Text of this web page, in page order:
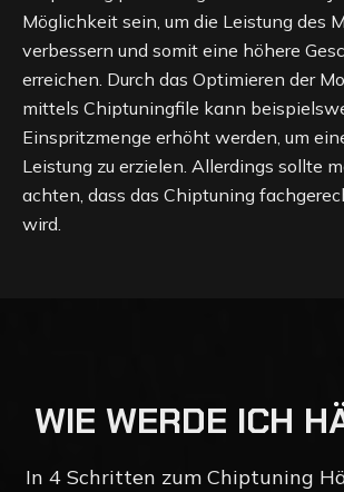
Möglichkeit sein, um die Leistung des
verbessern und somit eine höhere
erreichen. Durch das Optimieren der
mittels Chiptuningfile kann
Einspritzmenge erhöht werden, um
Leistung zu erzielen. Allerdings sollte
achten, dass das Chiptuning
wird.
WIE WERDE ICH H
In 4 Schritten zum Chiptuning